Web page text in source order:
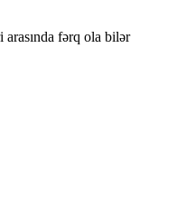
arasında fərq ola bilər